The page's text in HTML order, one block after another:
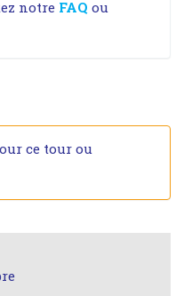
notre FAQ ou
ce tour ou